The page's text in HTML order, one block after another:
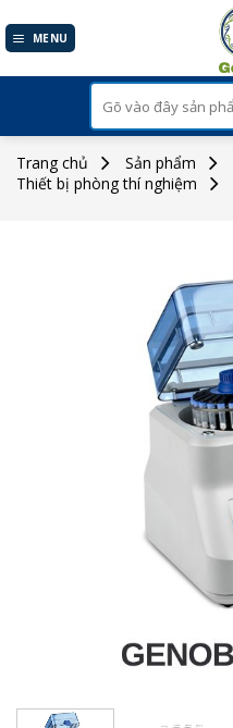
to
MENU
kiếm:
Trang chủ Sản phẩm
Thiết bị phòng thí nghiệm